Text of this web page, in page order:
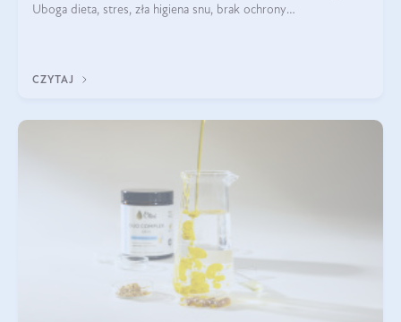
Uboga dieta, stres, zła higiena snu, brak ochrony
CZYTAJ